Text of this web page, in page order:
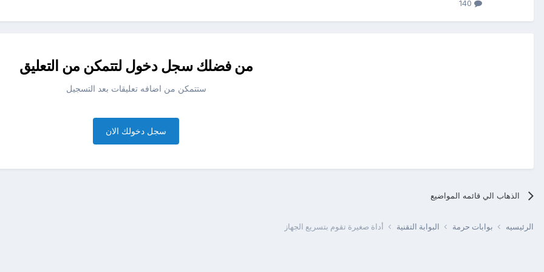
من فضلك سجل دخول لتتمكن من التعليق
ستتمكن من اضافه تعليقات بعد التسجيل
سجل دخولك الان
الذهاب الي قائمه المواضيع
الرئيسيه بوابات حرمة البوابة التقنية أداة صغيرة تقوم بتسريع الجهاز